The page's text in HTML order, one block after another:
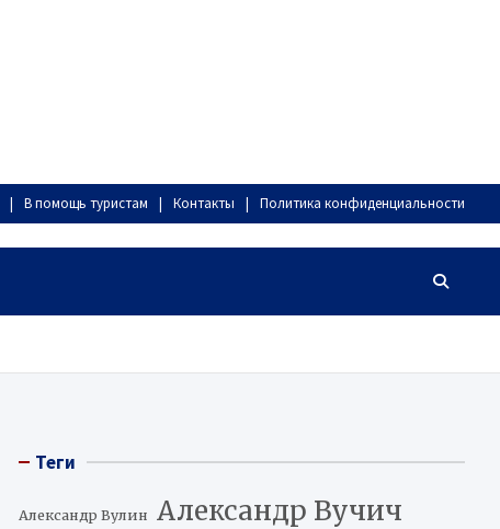
В помощь туристам Контакты Политика конфиденциальности
Теги
Александр Вулин Александр Вучич